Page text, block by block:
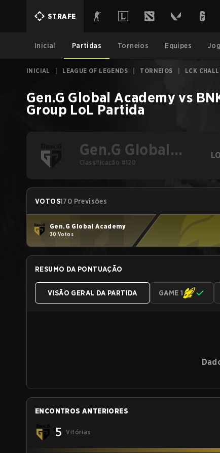
STRAFE
Inicial Partidas Torneios Equipes
INICIAL LEAGUE OF LEGENDS TORNEIOS LCK
Gen.G Global Academy vs
Group LoL Partida
Gen.G Global
Academy
Classificação #120
VOTOS170 Previsões
Gen.G Global Academy
30 Votos
RESUMO DA PONTUAÇÃO
VISÃO GERAL DA PARTIDA GAME 1
ENCONTROS ANTERIORES
5 Vitórias